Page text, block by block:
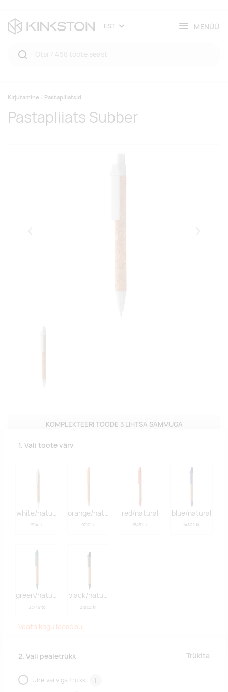
EST MENÜÜ
Kirjutamine Pastapliiatsid
Pastapliiats Subber
KOMPLEKTEERI TOODE 3 LIHTSA SAMMUGA
1. Vali toote värv
white/natural
1914 tk
orange/natural
9710 tk
red/natural
15431 tk
blue/natural
14802 tk
green/natural
33149 tk
black/natural
21802 tk
Vaata kogu laoseisu
2. Vali pealetrükk Trükita
Ühe värviga trükk i